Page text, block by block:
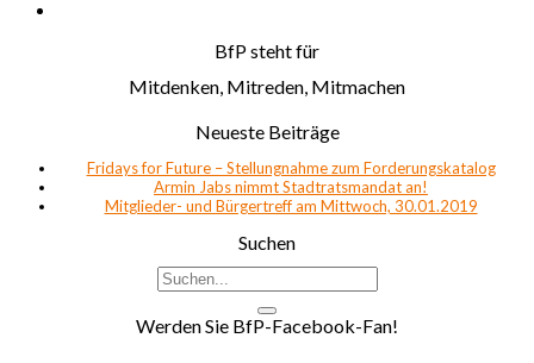
BfP steht für
Mitdenken, Mitreden, Mitmachen
Neueste Beiträge
Fridays for Future – Stellungnahme zum Forderungskatalog
Armin Jabs nimmt Stadtratsmandat an!
Mitglieder- und Bürgertreff am Mittwoch, 30.01.2019
Suchen
Werden Sie BfP-Facebook-Fan!